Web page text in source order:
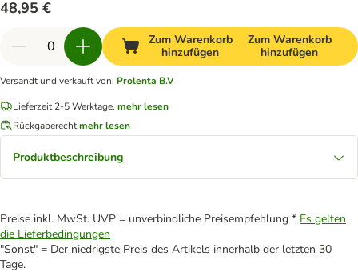
48,95 €
Zum Warenkorb
hinzufügen
Zum Warenkorb
hinzufügen
Versandt und verkauft von: Prolenta B.V
Lieferzeit 2-5 Werktage. mehr lesen
Rückgaberechtmehr lesen
Produktbeschreibung
Preise inkl. MwSt. UVP = unverbindliche Preisempfehlung * Es gelten
die Lieferbedingungen
"Sonst" = Der niedrigste Preis des Artikels innerhalb der letzten 30
Tage.